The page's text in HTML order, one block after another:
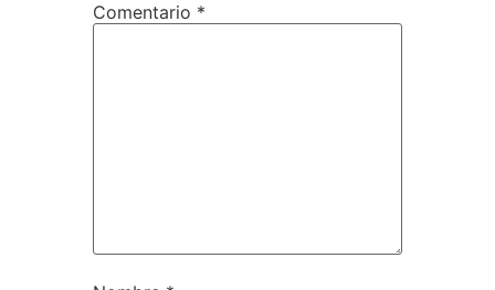
Comentario *